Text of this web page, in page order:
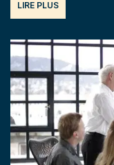
LIRE PLUS